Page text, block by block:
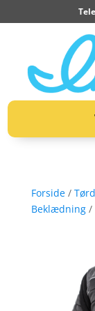
Forside/
Beklædning/